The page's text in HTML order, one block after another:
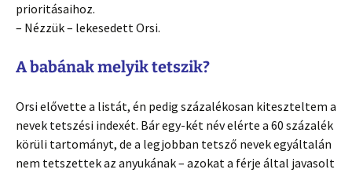
prioritásaihoz.
– Nézzük – lekesedett Orsi.
A babának melyik tetszik?
Orsi elővette a listát, én pedig százalékosan kiteszteltem a
nevek tetszési indexét. Bár egy-két név elérte a 60 százalék
körüli tartományt, de a legjobban tetsző nevek egyáltalán
nem tetszettek az anyukának – azokat a férje által javasolt